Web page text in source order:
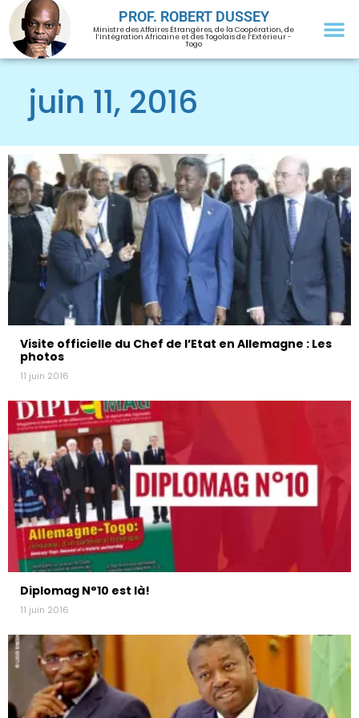
PROF. ROBERT DUSSEY
Ministre des Affaires Étrangères, de la Coopération, de
l’Intégration Africaine et des Togolais de l’Extérieur -
Togo
juin 11, 2016
Visite officielle du Chef de l’Etat en Allemagne : Les
photos
11 juin 2016
Diplomag N°10 est là!
11 juin 2016